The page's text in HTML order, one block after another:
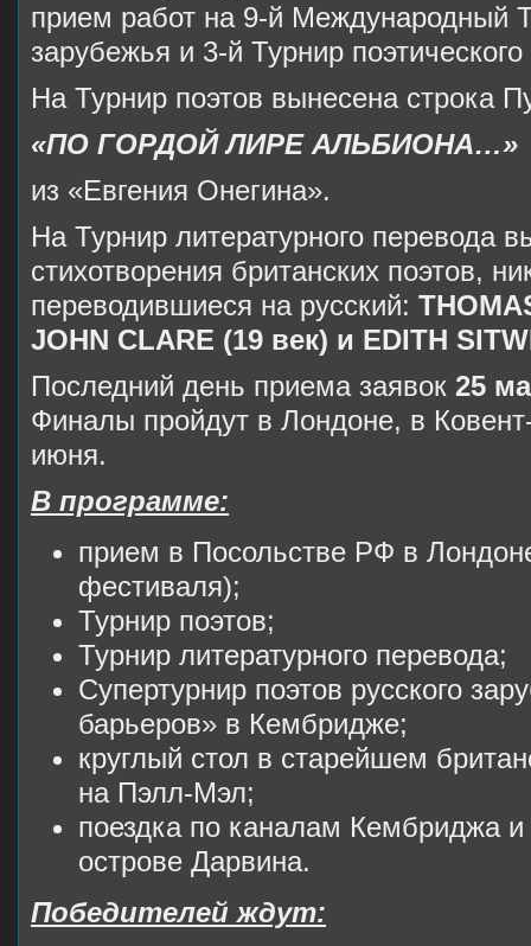
прием работ на 9-й Международный
зарубежья и 3-й Турнир
На Турнир поэтов вынесена строка
«ПО ГОРДОЙ ЛИРЕ АЛЬБИОНА…»
из «Евгения Онегина».
На Турнир литературного перевода
стихотворения британских поэтов,
переводившиеся на русский:
JOHN CLARE (19 век) и EDITH
Последний день приема заявок 25
Финалы пройдут в Лондоне, в
июня.
В программе:
прием в Посольстве РФ в
фестиваля);
Турнир поэтов;
Турнир литературного перевода;
Супертурнир поэтов русского
барьеров» в Кембридже;
круглый стол в старейшем
на Пэлл-Мэл;
поездка по каналам Кембриджа и
острове Дарвина.
Победителей ждут: